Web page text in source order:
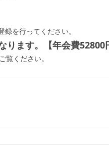
を行ってください。
ます。【年会費52800
覧ください。